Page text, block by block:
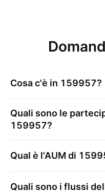
Cosa c'è in 159957?
Quali sono le
159957?
Qual è l'AUM di
Quali sono i flussi